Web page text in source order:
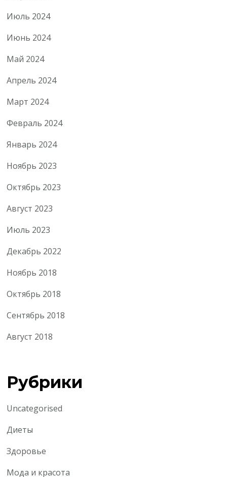
Июль 2024
Июнь 2024
Май 2024
Апрель 2024
Март 2024
Февраль 2024
Январь 2024
Ноябрь 2023
Октябрь 2023
Август 2023
Июль 2023
Декабрь 2022
Ноябрь 2018
Октябрь 2018
Сентябрь 2018
Август 2018
Рубрики
Uncategorised
Диеты
Здоровье
Мода и красота